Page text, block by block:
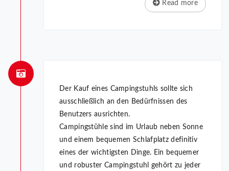
Read more
Der Kauf eines Campingstuhls sollte sich
ausschließlich an den Bedürfnissen des
Benutzers ausrichten.
Campingstühle sind im Urlaub neben Sonne
und einem bequemen Schlafplatz definitiv
eines der wichtigsten Dinge. Ein bequemer
und robuster Campingstuhl gehört zu jeder